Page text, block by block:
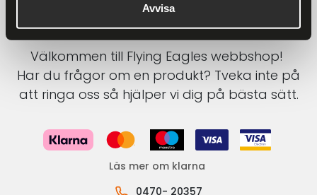
Avvisa
Välkommen till Flying Eagles webbshop!
Har du frågor om en produkt? Tveka inte på
att ringa oss så hjälper vi dig på bästa sätt.
Läs mer om klarna
0470- 20357